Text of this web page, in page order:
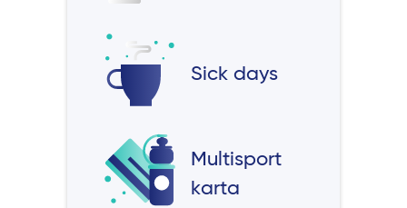
Sick days
Multisport
karta